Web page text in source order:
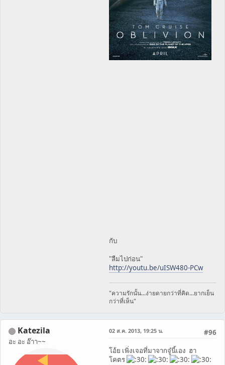
กับ
"ลืมไปก่อน"
http://youtu.be/uISW480-PCw
"ความรักนั้น...ง่ายดายกว่าที่คิด...ยากเย็น
กว่าที่เห็น"
Katezila
อะ อะ อ๊าา~~
#96
02 ส.ค. 2013, 19:25 น.
โอ้ย เพิ่งเจอที่มาจากจู๋นี้เอง ฮา
โคตร